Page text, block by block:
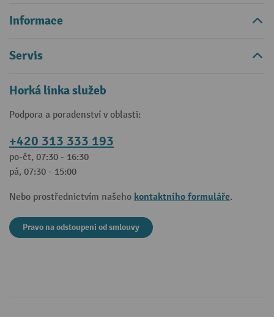
Informace
Servis
Horká linka služeb
Podpora a poradenství v oblasti:
+420 313 333 193
po-čt, 07:30 - 16:30
pá, 07:30 - 15:00
Nebo prostřednictvím našeho kontaktního formuláře.
Pravo na odstoupeni od smlouvy